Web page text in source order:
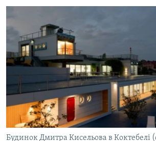
МУЛЬТИМЕДІА
ФОТО
СПЕЦПРОЄКТИ
ПОДКАСТИ
КРИМ РЕАЛІЇ
РУС
Будинок Дмитра Кисельова в Коктебелі